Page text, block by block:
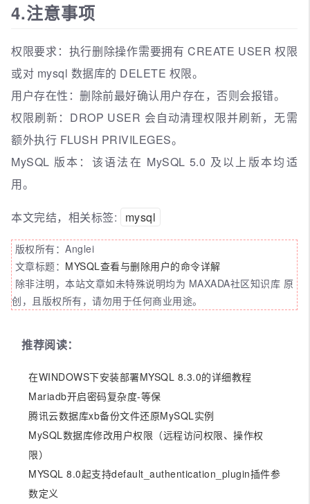
4.注意事项
权限要求：执行删除操作需要拥有 CREATE USER 权限
或对 mysql 数据库的 DELETE 权限。
用户存在性：删除前最好确认用户存在，否则会报错。
权限刷新：DROP USER 会自动清理权限并刷新，无需
额外执行 FLUSH PRIVILEGES。
MySQL 版本：该语法在 MySQL 5.0 及以上版本均适
用。
本文完结，相关标签: mysql
版权所有：Anglei
文章标题： MYSQL查看与删除用户的命令详解
除非注明，本站文章如未特殊说明均为 MAXADA社区知识库 原
创，且版权所有，请勿用于任何商业用途。
推荐阅读：
在WINDOWS下安装部署MYSQL 8.3.0的详细教程
Mariadb开启密码复杂度-等保
腾讯云数据库xb备份文件还原MySQL实例
MySQL数据库修改用户权限（远程访问权限、操作权
限）
MYSQL 8.0起支持default_authentication_plugin插件参
数定义